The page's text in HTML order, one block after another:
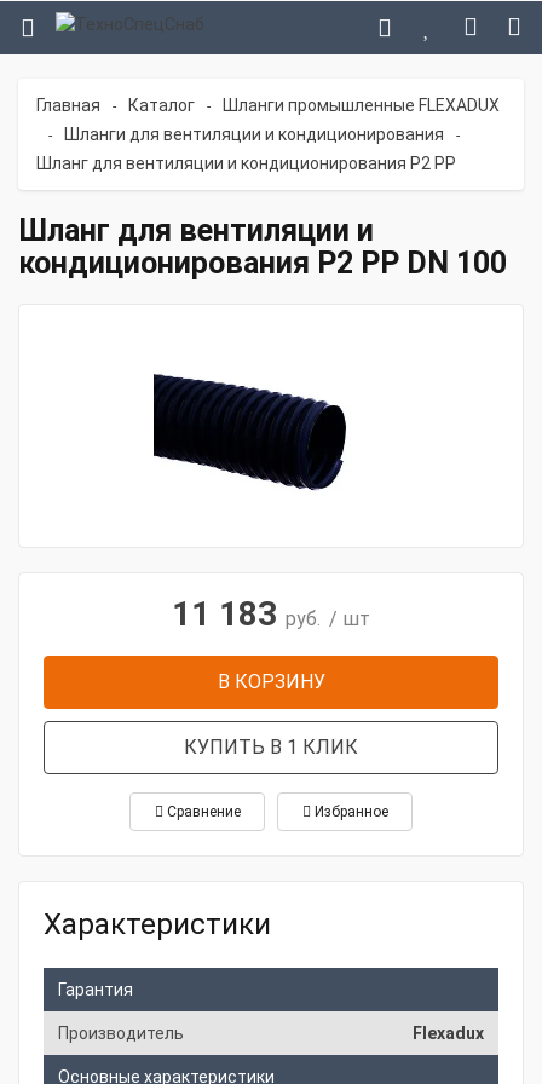
Главная - Каталог - Шланги промышленные FLEXADUX
- Шланги для вентиляции и кондиционирования -
Шланг для вентиляции и кондиционирования P2 PP
Шланг для вентиляции и
кондиционирования P2 PP DN 100
11 183 руб. / шт
В КОРЗИНУ
КУПИТЬ В 1 КЛИК
Сравнение Избранное
Характеристики
Гарантия
Производитель Flexadux
Основные характеристики